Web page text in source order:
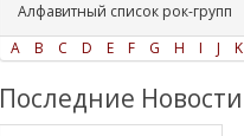
Алфавитный список рок-групп
A
B C D E F G H I J K
Последние Новости